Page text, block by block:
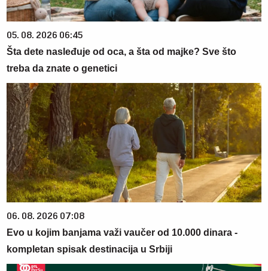
05. 08. 2026 06:45
Šta dete nasleđuje od oca, a šta od majke? Sve što
treba da znate o genetici
06. 08. 2026 07:08
Evo u kojim banjama važi vaučer od 10.000 dinara -
kompletan spisak destinacija u Srbiji